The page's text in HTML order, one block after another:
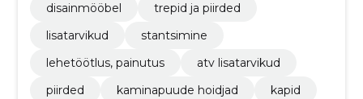
disainmööbel
trepid ja piirded
lisatarvikud
stantsimine
lehetöötlus, painutus
atv lisatarvikud
piirded
kaminapuude hoidjad
kapid